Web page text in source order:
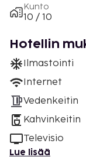
Kunto
10 / 10
Hotellin
Ilmastointi
Internet
Vedenkeitin
Kahvinkeitin
Televisio
Lue lisää